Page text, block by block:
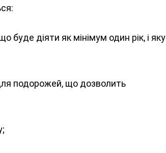
діяти як мінімум один рік, і яку
подорожей, що дозволить